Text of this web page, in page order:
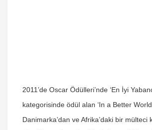
2011’de Oscar Ödülleri’nde ‘En İyi
kategorisinde ödül alan ‘In a Better
Danimarka’dan ve Afrika’daki bir mülteci